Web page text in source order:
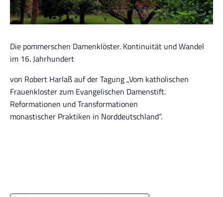
Die pommerschen Damenklöster. Kontinuität und Wandel
im 16. Jahrhundert
von Robert Harlaß auf der Tagung „Vom katholischen
Frauenkloster zum Evangelischen Damenstift.
Reformationen und Transformationen
monastischer Praktiken in Norddeutschland“.